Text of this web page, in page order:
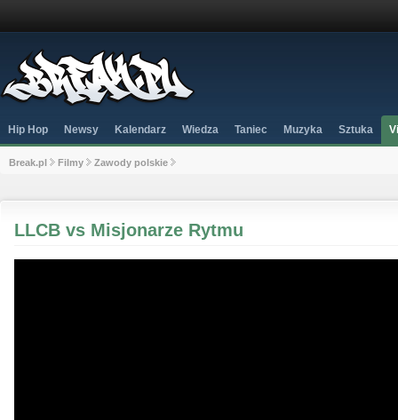
Hip Hop Newsy Kalendarz Wiedza Taniec Muzyka Sztuka
Break.pl Filmy Zawody polskie
LLCB vs Misjonarze Rytmu